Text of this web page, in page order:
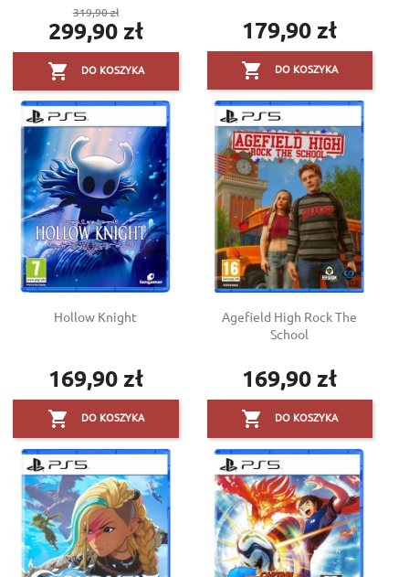
Cena
podstawowa
319,90 zł
Cena
299,90 zł
 DO KOSZYKA
Cena
179,90 zł
 DO KOSZYKA
Hollow Knight
Cena
169,90 zł
 DO KOSZYKA
Agefield High Rock The
School
Cena
169,90 zł
 DO KOSZYKA